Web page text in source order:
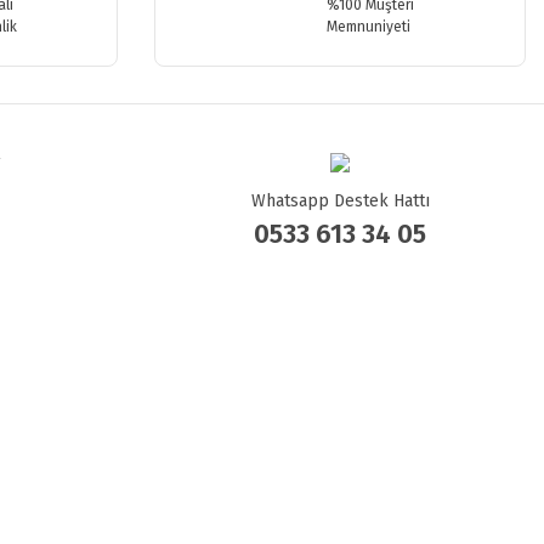
%100 Müşteri
Memnuniyeti
Whatsapp Destek Hattı
0533 613 34 05